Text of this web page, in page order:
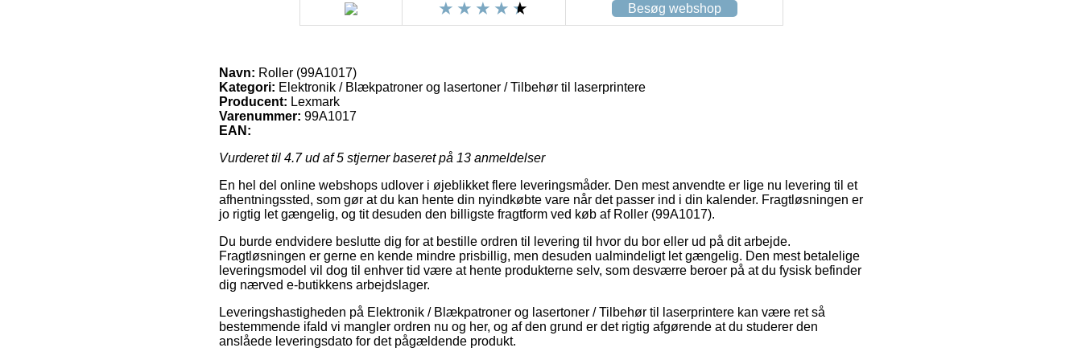
Besøg webshop
Navn: Roller (99A1017)
Kategori: Elektronik / Blækpatroner og lasertoner / Tilbehør til laserprintere
Producent: Lexmark
Varenummer: 99A1017
EAN:
Vurderet til 4.7ud af 5 stjerner baseret på 13 anmeldelser
En hel del online webshops udlover i øjeblikket flere leveringsmåder. Den mest anvendte er lige nu levering til et
afhentningssted, som gør at du kan hente din nyindkøbte vare når det passer ind i din kalender. Fragtløsningen er
jo rigtig let gængelig, og tit desuden den billigste fragtform ved køb af Roller (99A1017).
Du burde endvidere beslutte dig for at bestille ordren til levering til hvor du bor eller ud på dit arbejde.
Fragtløsningen er gerne en kende mindre prisbillig, men desuden ualmindeligt let gængelig. Den mest betalelige
leveringsmodel vil dog til enhver tid være at hente produkterne selv, som desværre beroer på at du fysisk befinder
dig nærved e-butikkens arbejdslager.
Leveringshastigheden på Elektronik / Blækpatroner og lasertoner / Tilbehør til laserprintere kan være ret så
bestemmende ifald vi mangler ordren nu og her, og af den grund er det rigtig afgørende at du studerer den
anslåede leveringsdato for det pågældende produkt.